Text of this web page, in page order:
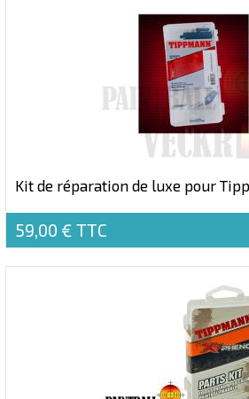
Kit de réparation de luxe pour
59,00 € TTC